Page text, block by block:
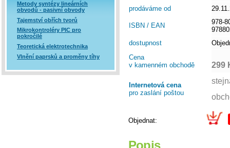
prodáváme od
ISBN / EAN
978-
dostupnost
Cena
v kamenném obchodě
299
Internetová cena
pro zaslání poštou
Objednat:
Metody syntézy lineárních
obvodů - pasivní obvody
Tajemství obřích tvorů
Mikrokontroléry PIC pro
pokročilé
Teoretická elektrotechnika
Vlnění paprsků a proměny tíhy